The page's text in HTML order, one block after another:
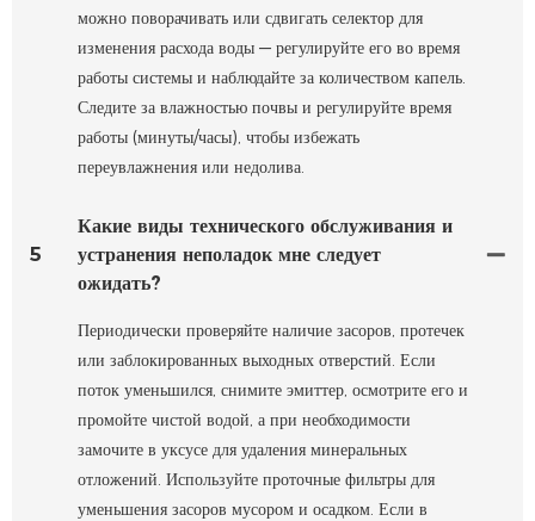
можно поворачивать или сдвигать селектор для
изменения расхода воды — регулируйте его во время
работы системы и наблюдайте за количеством капель.
Следите за влажностью почвы и регулируйте время
работы (минуты/часы), чтобы избежать
переувлажнения или недолива.
5
Какие виды технического обслуживания и
устранения неполадок мне следует
ожидать?
Периодически проверяйте наличие засоров, протечек
или заблокированных выходных отверстий. Если
поток уменьшился, снимите эмиттер, осмотрите его и
промойте чистой водой, а при необходимости
замочите в уксусе для удаления минеральных
отложений. Используйте проточные фильтры для
уменьшения засоров мусором и осадком. Если в